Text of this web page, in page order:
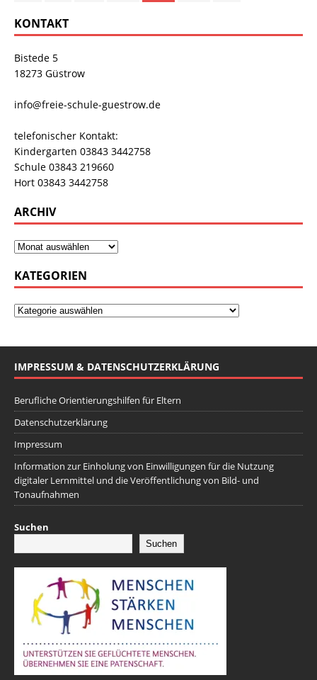
KONTAKT
Bistede 5
18273 Güstrow
info@freie-schule-guestrow.de
telefonischer Kontakt:
Kindergarten 03843 3442758
Schule 03843 219660
Hort 03843 3442758
ARCHIV
KATEGORIEN
IMPRESSUM & DATENSCHUTZERKLÄRUNG
Berufliche Orientierungshilfen für Eltern
Datenschutzerklärung
Impressum
Information zur Einholung von Einwilligungen für die Nutzung
digitaler Lernmittel und die Veröffentlichung von Bild- und
Tonaufnahmen
Suchen
Suchen